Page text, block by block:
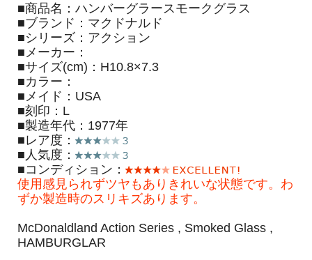
■商品名：ハンバーグラースモークグラス
■ブランド：マクドナルド
■シリーズ：アクション
■メーカー：
■サイズ(cm)：H10.8×7.3
■カラー：
■メイド：USA
■刻印：L
■製造年代：1977年
■レア度：
■人気度：
■コンディション：
使用感見られずツヤもありきれいな状態です。わ
ずか製造時のスリキズあります。
McDonaldland Action Series , Smoked Glass ,
HAMBURGLAR